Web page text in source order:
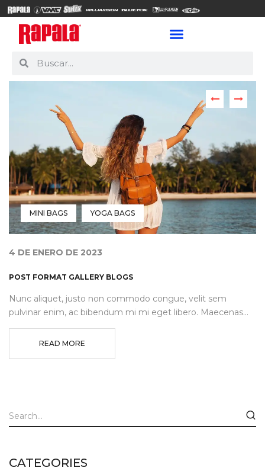
CATEGORIES
MINI BAGS YOGA BAGS
4 DE ENERO DE 2023
POST FORMAT GALLERY BLOGS
Nunc aliquet, justo non commodo congue, velit sem
pulvinar enim, ac bibendum mi mi eget libero. Maecenas...
READ MORE